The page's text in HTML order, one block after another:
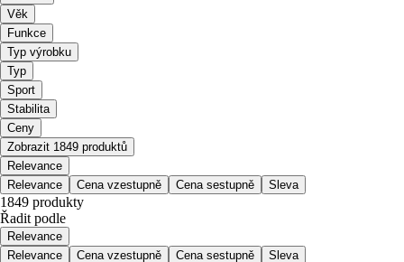
Věk
Funkce
Typ výrobku
Typ
Sport
Stabilita
Ceny
Zobrazit 1849 produktů
Relevance
Relevance
Cena vzestupně Cena sestupně Sleva
1849 produkty
Řadit podle
Relevance
Relevance
Cena vzestupně Cena sestupně Sleva